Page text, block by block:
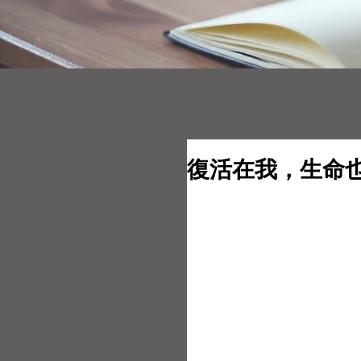
復活在我，生命